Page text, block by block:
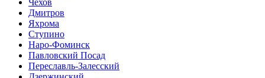
Дмитров
Яхрома
Ступино
Наро-Фоминск
Павловский Посад
Переславль-Залесский